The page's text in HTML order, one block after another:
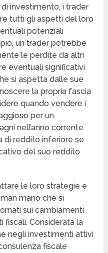
investimento, i trader
tutti gli aspetti del loro
potenziali
un trader potrebbe
le perdite da altri
eventuali significativi
si aspetta dalle sue
la propria fascia
quando vendere i
per un
nell’anno corrente
di reddito inferiore se
del suo reddito
le loro strategie e
mano che si
sui cambiamenti
fiscali. Considerata la
negli investimenti attivi
fiscale